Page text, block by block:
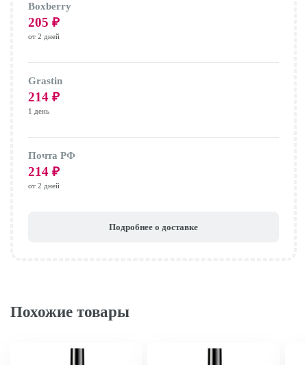
Boxberry
205 ₽
от 2 дней
Grastin
214 ₽
1 день
Почта РФ
214 ₽
от 2 дней
Подробнее о доставке
Похожие товары